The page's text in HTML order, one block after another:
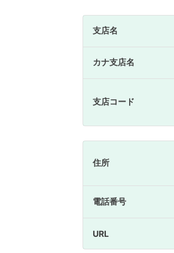
支店名
カナ支店名
支店コード
住所
電話番号
URL